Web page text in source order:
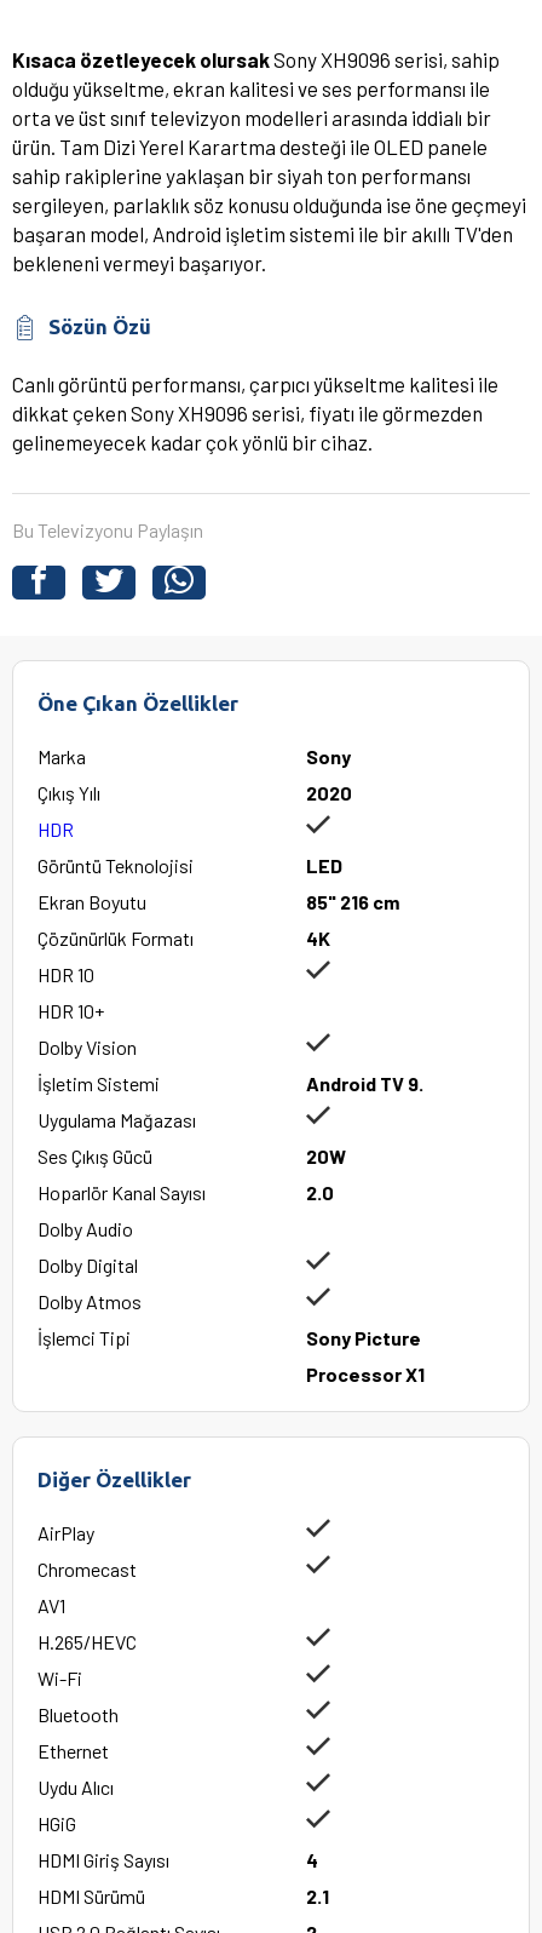
Kısaca özetleyecek olursakSony XH9096 serisi, sahip
olduğu yükseltme, ekran kalitesi ve ses performansı ile
orta ve üst sınıf televizyon modelleri arasında iddialı bir
ürün. Tam Dizi Yerel Karartma desteği ile OLED panele
sahip rakiplerine yaklaşan bir siyah ton performansı
sergileyen, parlaklık söz konusu olduğunda ise öne geçmeyi
başaran model, Android işletim sistemi ile bir akıllı TV'den
bekleneni vermeyi başarıyor.
Sözün Özü
Canlı görüntü performansı, çarpıcı yükseltme kalitesi ile
dikkat çeken Sony XH9096 serisi, fiyatı ile görmezden
gelinemeyecek kadar çok yönlü bir cihaz.
Bu Televizyonu Paylaşın
Öne Çıkan Özellikler
Marka
Sony
Çıkış Yılı
2020
HDR
Görüntü Teknolojisi
LED
Ekran Boyutu
85" 216 cm
Çözünürlük Formatı
4K
HDR 10
HDR 10+
Dolby Vision
İşletim Sistemi
Android TV 9.
Uygulama Mağazası
Ses Çıkış Gücü
20W
Hoparlör Kanal Sayısı
2.0
Dolby Audio
Dolby Digital
Dolby Atmos
İşlemci Tipi
Sony Picture
Processor X1
Diğer Özellikler
AirPlay
Chromecast
AV1
H.265/HEVC
Wi-Fi
Bluetooth
Ethernet
Uydu Alıcı
HGiG
HDMI Giriş Sayısı
4
HDMI Sürümü
2.1